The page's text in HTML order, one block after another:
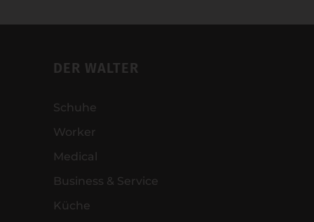
DER WALTER
Schuhe
Worker
Medical
Business & Service
Küche